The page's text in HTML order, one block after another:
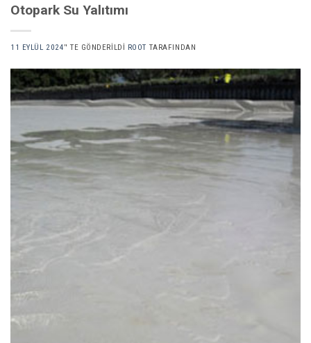
Otopark Su Yalıtımı
11 EYLÜL 2024’' TE GÖNDERILDI ROOT TARAFINDAN